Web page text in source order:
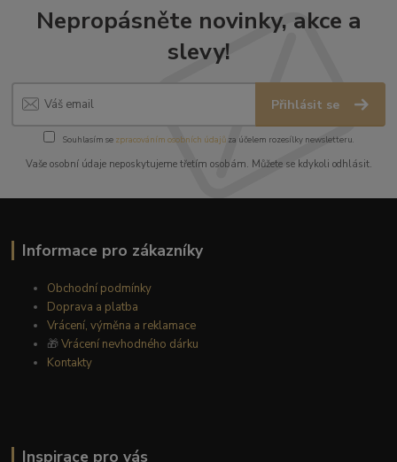
Nepropásněte novinky, akce a
slevy!
Přihlásit se
Souhlasím se zpracováním osobních údajůza účelem rozesílky newsletteru.
Vaše osobní údaje neposkytujeme třetím osobám. Můžete se kdykoli odhlásit.
Informace pro zákazníky
Obchodní podmínky
Doprava a platba
Vrácení, výměna a reklamace
🎁Vrácení nevhodného dárku
Kontakty
Inspirace pro vás